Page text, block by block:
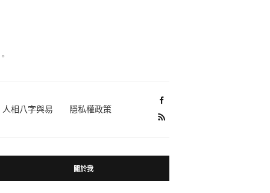
人相八字與易 隱私權政策
關於我